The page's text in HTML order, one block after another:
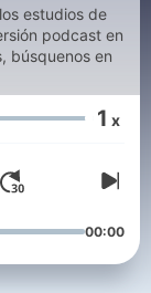
estudios de
podcast en
búsquenos en
1 x
00:00